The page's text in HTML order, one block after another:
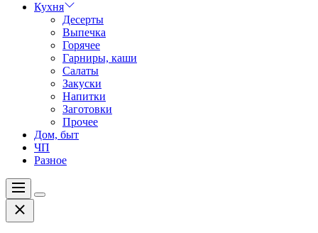
Кухня
Десерты
Выпечка
Горячее
Гарниры, каши
Салаты
Закуски
Напитки
Заготовки
Прочее
Дом, быт
ЧП
Разное
Меню
Цвет
Закрыть